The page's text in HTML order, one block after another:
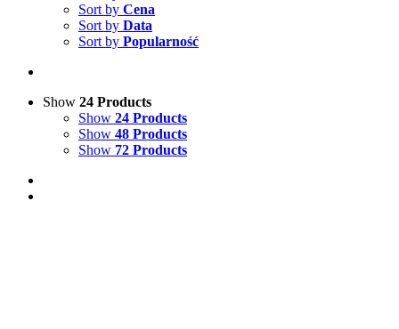
Sort by Cena
Sort by Data
Sort by Popularność
Show 24 Products
Show 24 Products
Show 48 Products
Show 72 Products